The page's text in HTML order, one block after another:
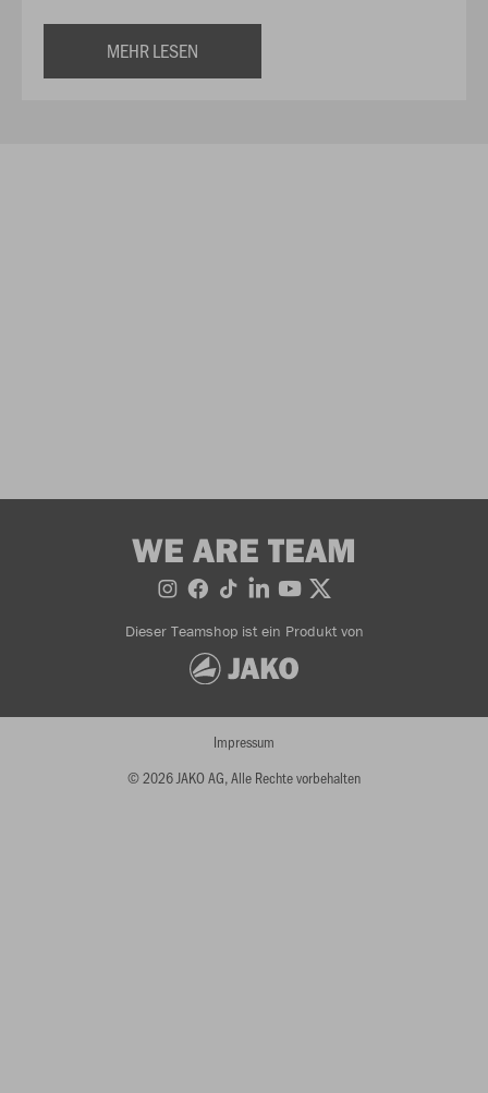
MEHR LESEN
WE ARE TEAM
Dieser Teamshop ist ein Produkt von
© 2026 JAKO AG, Alle Rechte vorbehalten
Impressum